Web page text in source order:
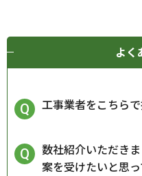
よく
工事業者をこちら
数社紹介いただき
案を受けたいと思っ